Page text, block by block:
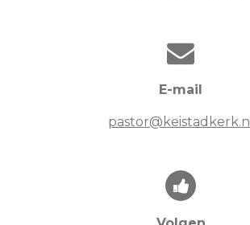
E-mail
pastor@keistadkerk.nl